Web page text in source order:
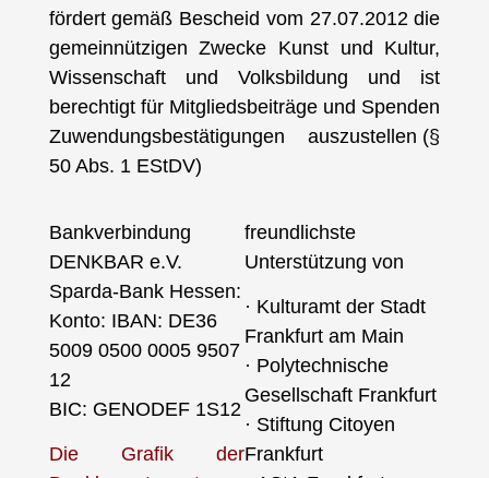
fördert gemäß Bescheid vom 27.07.2012 die
gemeinnützigen Zwecke Kunst und Kultur,
Wissenschaft und Volksbildung und ist
berechtigt für Mitgliedsbeiträge und Spenden
Zuwendungsbestätigungen auszustellen (§
50 Abs. 1 EStDV)
Bankverbindung
DENKBAR e.V.
Sparda-Bank Hessen:
Konto: IBAN: DE36
5009 0500 0005 9507
12
BIC: GENODEF 1S12
Die Grafik der
freundlichste
Unterstützung von
· Kulturamt der Stadt
Frankfurt am Main
· Polytechnische
Gesellschaft Frankfurt
· Stiftung Citoyen
Frankfurt